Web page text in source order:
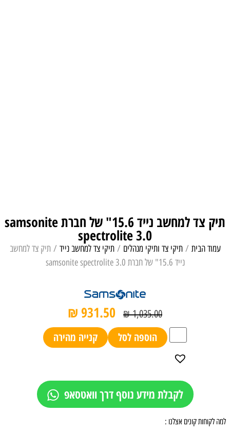
תיק צד למחשב נייד 15.6" של חברת samsonite
spectrolite 3.0
עמוד הבית /תיקי צד ותיקי מנהלים /תיקי צד למחשב נייד / תיק צד למחשב
נייד 15.6" של חברת samsonite spectrolite 3.0
₪1,035.00
₪931.50
הוספה לסל קנייה מהירה
לקבלת מידע נוסף דרך וואטסאפ
למה לקוחות קונים אצלנו :